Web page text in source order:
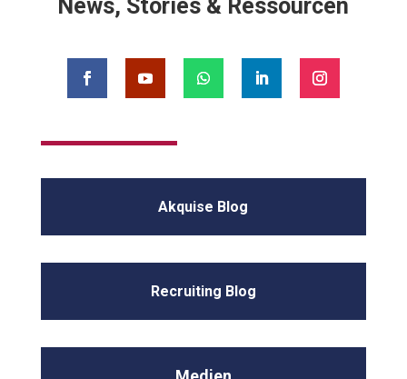
News, Stories & Ressourcen
Akquise Blog
Recruiting Blog